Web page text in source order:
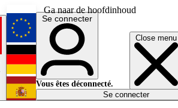
Ga naar de hoofdinhoud
Close menu
English
Deutsch
Español
Se connecter
Vous êtes déconnecté.
Se connecter